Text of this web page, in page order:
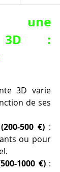
une
3D :
3D varie
de ses
500 €) :
ou pour
1000 €) :